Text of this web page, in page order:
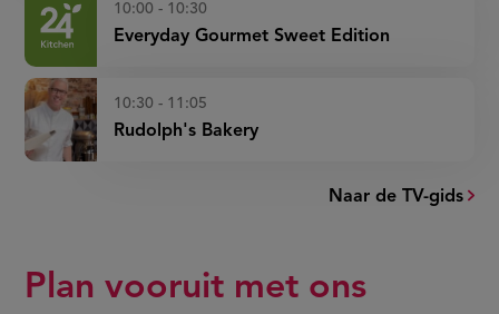
10:00 - 10:30
Everyday Gourmet Sweet Edition
10:30 - 11:05
Rudolph's Bakery
Naar de TV-gids
Plan vooruit met ons